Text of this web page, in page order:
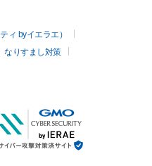
ィ byイエラエ）
なりすまし対策